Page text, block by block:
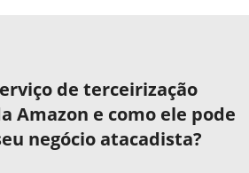
de terceirização
Amazon e como ele pode
negócio atacadista?